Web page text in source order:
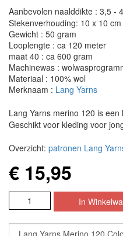
Aanbevolen naalddikte : 3,5 -
Stekenverhouding: 10 x 10
Gewicht : 50 gram
Looplengte : ca 120 meter
maat 40 : ca 600 gram
Machinewas :
Materiaal : 100% wol
Merknaam : Lang Yarns
Lang Yarns merino 120 is
Geschikt voor kleding voor
Overzicht: patronen Lang
€ 15,95